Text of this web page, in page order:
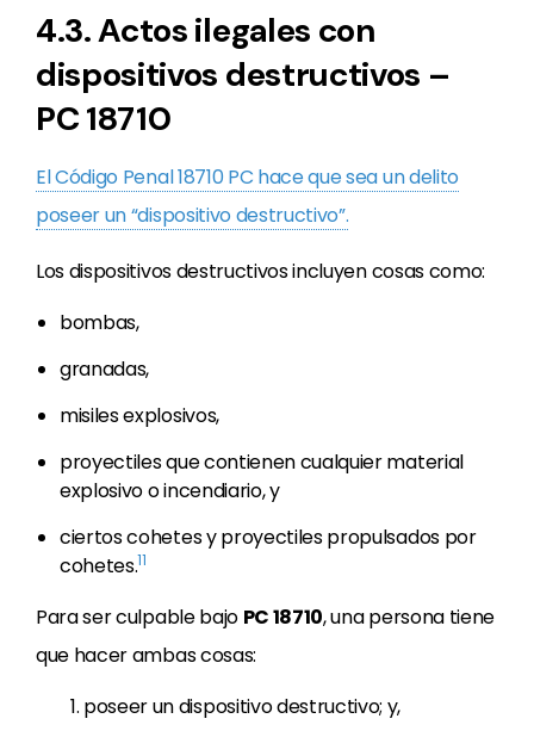
4.3. Actos ilegales con
dispositivos destructivos –
PC 18710
El Código Penal 18710 PC hace que sea un delito
poseer un “dispositivo destructivo”.
Los dispositivos destructivos incluyen cosas como:
bombas,
granadas,
misiles explosivos,
proyectiles que contienen cualquier material
explosivo o incendiario, y
ciertos cohetes y proyectiles propulsados por
cohetes.11
Para ser culpable bajo PC 18710, una persona tiene
que hacer ambas cosas:
poseer un dispositivo destructivo; y,